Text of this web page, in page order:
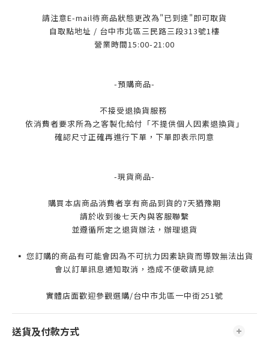
請注意E-mail待商品狀態更改為"已到達"即可取貨
自取點地址 / 台中市北區三民路三段313號1樓
營業時間15:00-21:00
-預購商品-
不接受退換貨服務
依消費者要求所為之客製化給付「不提供個人因素退換貨」
確認尺寸正確再進行下單，下單即表示同意
-現貨商品-
購買本店商品消費者享有商品到貨的7天猶豫期
請於收到後七天內與客服聯繫
並遵循所定之退貨辦法，辦理退貨
▪️ 您訂購的商品有可能會因為不可抗力因素缺貨而導致無法出貨
會以訂單訊息通知取消，造成不便敬請見諒
實體店面歡迎參觀選購/台中市北區一中街251號
送貨及付款方式